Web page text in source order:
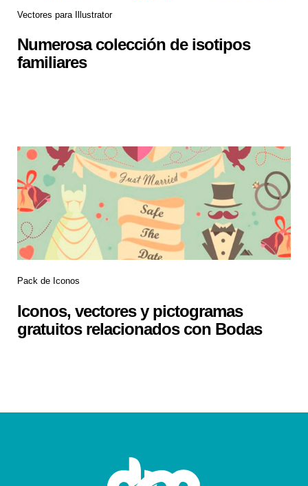
Vectores para Illustrator
Numerosa colección de isotipos
familiares
Pack de Iconos
Iconos, vectores y pictogramas
gratuitos relacionados con Bodas